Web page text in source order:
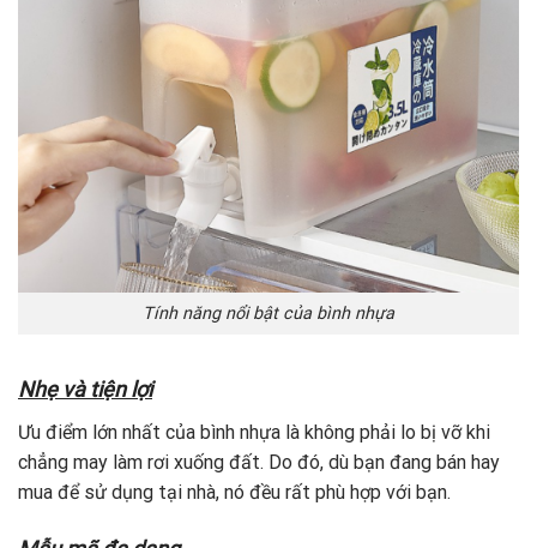
Tính năng nổi bật của bình nhựa
Nhẹ và tiện lợi
Ưu điểm lớn nhất của bình nhựa là không phải lo bị vỡ khi
chẳng may làm rơi xuống đất. Do đó, dù bạn đang bán hay
mua để sử dụng tại nhà, nó đều rất phù hợp với bạn.